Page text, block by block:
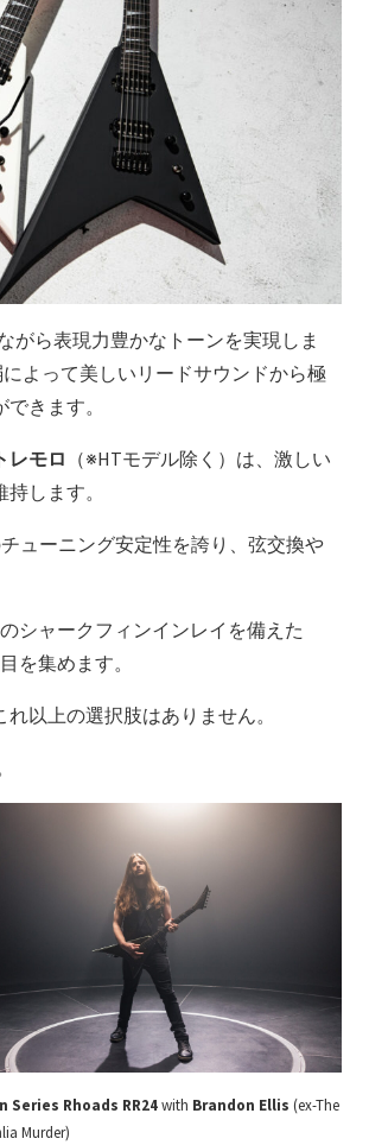
がら表現力豊かなトーンを実現しま
よって美しいリードサウンドから極
きます。
レモロ （※HTモデル除く）は、激しい
します。
ューニング安定性を誇り、弦交換や
シャークフィンインレイを備えた
を集めます。
以上の選択肢はありません。
Series Rhoads RR24with Brandon Ellis (ex-The
Murder)